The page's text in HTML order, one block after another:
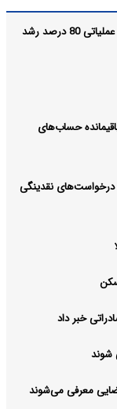
تغییر مثبت در عملکرد مالی بانک صادرات ایران/ درآمد عملیاتی 80 درصد رشد
حساب‌های
در بازار پول کشیده شد/ رد ۸۰ درصد درخواست‌های نقدینگی
شوند
معرفی می‌شوند